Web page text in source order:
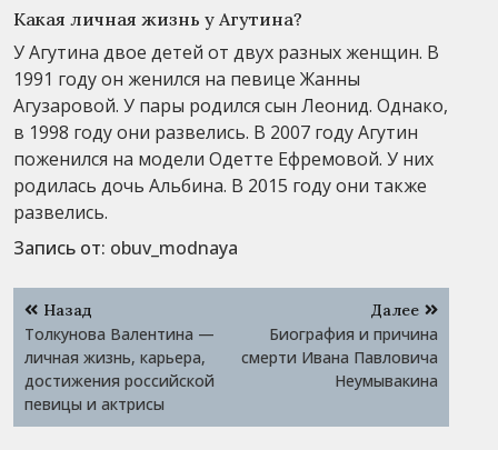
Какая личная жизнь у Агутина?
У Агутина двое детей от двух разных женщин. В
1991 году он женился на певице Жанны
Агузаровой. У пары родился сын Леонид. Однако,
в 1998 году они развелись. В 2007 году Агутин
поженился на модели Одетте Ефремовой. У них
родилась дочь Альбина. В 2015 году они также
развелись.
Запись от: obuv_modnaya
Навигация
по
записям
Назад
Толкунова Валентина —
личная жизнь, карьера,
достижения российской
певицы и актрисы
Далее
Биография и причина
смерти Ивана Павловича
Неумывакина